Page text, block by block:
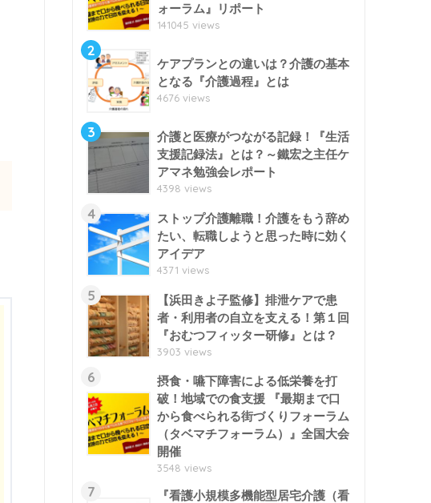
ォーラム』リポート
141045 views
2
ケアプランとの違いは？介護の基本
となる『介護過程』とは
4676 views
3
介護と医療がつながる記録！『生活
支援記録法』とは？～鐵宏之主任ケ
アマネ勉強会レポート
4398 views
4
ストップ介護離職！介護をもう辞め
たい、転職しようと思った時に効く
アイデア
4371 views
5
【浜田きよ子監修】排泄ケアで患
者・利用者の自立を支える！第１回
『おむつフィッター研修』とは？
3903 views
6
摂食・嚥下障害による低栄養を打
破！地域での食支援 『最期まで口
から食べられる街づくりフォーラム
（タベマチフォーラム）』全国大会
開催
3548 views
7
『看護小規模多機能型居宅介護（看